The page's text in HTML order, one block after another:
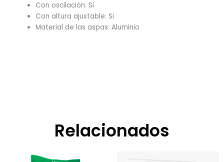
Con oscilación: Si
Con altura ajustable: Si
Material de las aspas: Aluminio
Relacionados